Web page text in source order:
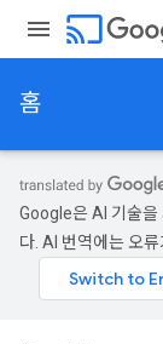
cast
홈
Google은 AI 기술을
다. AI 번역에는 오